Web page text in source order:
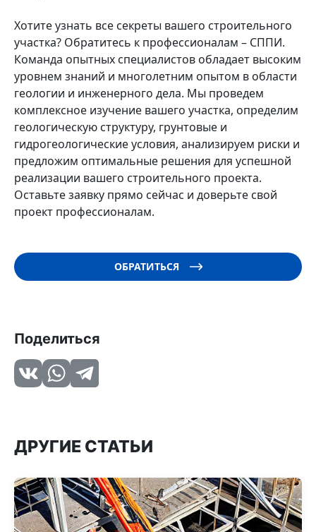
Хотите узнать все секреты вашего строительного
участка? Обратитесь к профессионалам – СППИ.
Команда опытных специалистов обладает высоким
уровнем знаний и многолетним опытом в области
геологии и инженерного дела. Мы проведем
комплексное изучение вашего участка, определим
геологическую структуру, грунтовые и
гидрогеологические условия, анализируем риски и
предложим оптимальные решения для успешной
реализации вашего строительного проекта.
Оставьте заявку прямо сейчас и доверьте свой
проект профессионалам.
ОБРАТИТЬСЯ
Поделиться
ДРУГИЕ СТАТЬИ